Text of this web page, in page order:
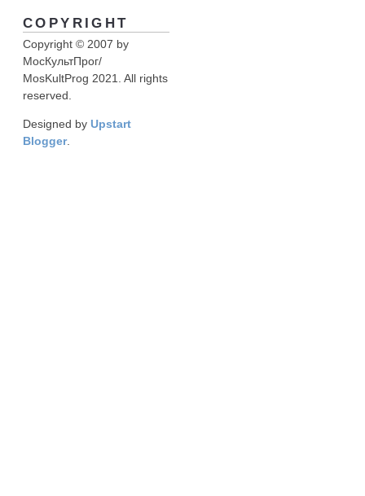
COPYRIGHT
Copyright © 2007 by
МосКультПрог/
MosKultProg 2021. All rights
reserved.
Designed by Upstart
Blogger.